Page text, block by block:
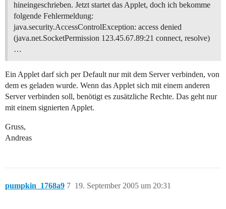
hineingeschrieben. Jetzt startet das Applet, doch ich bekomme
folgende Fehlermeldung:
java.security.AccessControlException: access denied
(java.net.SocketPermission 123.45.67.89:21 connect, resolve)
…
Ein Applet darf sich per Default nur mit dem Server verbinden, von
dem es geladen wurde. Wenn das Applet sich mit einem anderen
Server verbinden soll, benötigt es zusätzliche Rechte. Das geht nur
mit einem signierten Applet.
Gruss,
Andreas
pumpkin_1768a9 19. September 2005 um 20:31
7